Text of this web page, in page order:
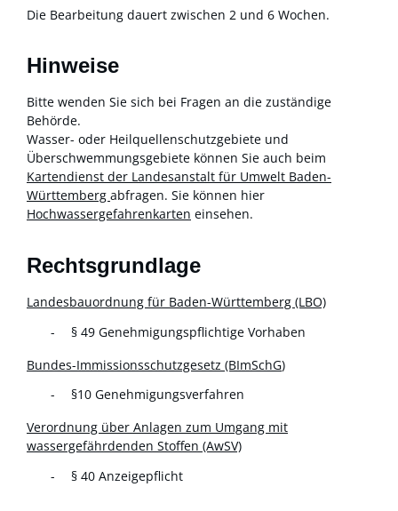
Die Bearbeitung dauert zwischen 2 und 6 Wochen.
Hinweise
Bitte wenden Sie sich bei Fragen an die zuständige
Behörde.
Wasser- oder Heilquellenschutzgebiete und
Überschwemmungsgebiete können Sie auch beim
Kartendienst der Landesanstalt für Umwelt Baden-
Württemberg abfragen. Sie können hier
Hochwassergefahrenkarten einsehen.
Rechtsgrundlage
Landesbauordnung für Baden-Württemberg (LBO)
§ 49 Genehmigungspflichtige Vorhaben
Bundes-Immissionsschutzgesetz (BImSchG)
§10 Genehmigungsverfahren
Verordnung über Anlagen zum Umgang mit
wassergefährdenden Stoffen (AwSV)
§ 40 Anzeigepflicht